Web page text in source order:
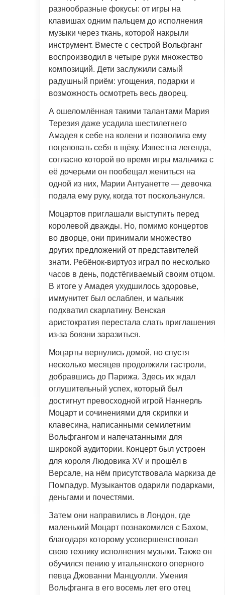
разнообразные фокусы: от игры на
клавишах одним пальцем до исполнения
музыки через ткань, которой накрыли
инструмент. Вместе с сестрой Вольфганг
воспроизводил в четыре руки множество
композиций. Дети заслужили самый
радушный приём: угощения, подарки и
возможность осмотреть весь дворец.
А ошеломлённая такими талантами Мария
Терезия даже усадила шестилетнего
Амадея к себе на колени и позволила ему
поцеловать себя в щёку. Известна легенда,
согласно которой во время игры мальчика с
её дочерьми он пообещал жениться на
одной из них, Марии Антуанетте — девочка
подала ему руку, когда тот поскользнулся.
Моцартов приглашали выступить перед
королевой дважды. Но, помимо концертов
во дворце, они принимали множество
других предложений от представителей
знати. Ребёнок-виртуоз играл по несколько
часов в день, подстёгиваемый своим отцом.
В итоге у Амадея ухудшилось здоровье,
иммунитет был ослаблен, и мальчик
подхватил скарлатину. Венская
аристократия перестала слать приглашения
из-за боязни заразиться.
Моцарты вернулись домой, но спустя
несколько месяцев продолжили гастроли,
добравшись до Парижа. Здесь их ждал
оглушительный успех, который был
достигнут превосходной игрой Наннерль
Моцарт и сочинениями для скрипки и
клавесина, написанными семилетним
Вольфгангом и напечатанными для
широкой аудитории. Концерт был устроен
для короля Людовика XV и прошёл в
Версале, на нём присутствовала маркиза де
Помпадур. Музыкантов одарили подарками,
деньгами и почестями.
Затем они направились в Лондон, где
маленький Моцарт познакомился с Бахом,
благодаря которому усовершенствовал
свою технику исполнения музыки. Также он
обучился пению у итальянского оперного
певца Джованни Манцуолли. Умения
Вольфганга в его восемь лет его отец